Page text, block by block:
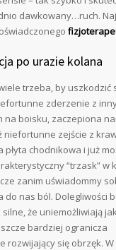
dawkowany…ruch.
po urazie kolana
trzeba, by uszkodzić
zderzenie z
na boisku, zaczepiona
niefortunne zejście z
płyta chodnikowa i już
“trzask” w
zanim uświadommy
do nas ból. Dolegliwości
silne, że uniemożliwiają
bardziej ogranicza
rozwijający się obrzęk. W